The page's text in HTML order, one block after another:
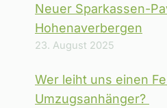
Neuer Sparkassen-
Hohenaverbergen
23. August 2025
Wer leiht uns einen
Umzugsanhänger?